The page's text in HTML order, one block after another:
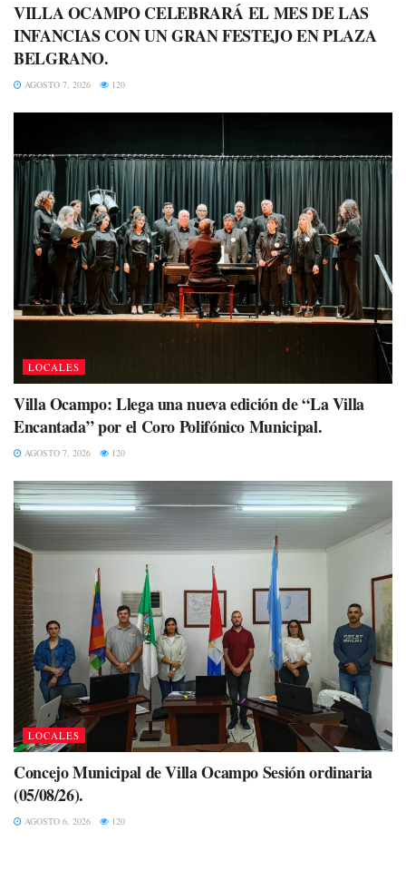
VILLA OCAMPO CELEBRARÁ EL MES DE LAS
INFANCIAS CON UN GRAN FESTEJO EN PLAZA
BELGRANO.
AGOSTO 7, 2026 120
LOCALES
Villa Ocampo: Llega una nueva edición de “La Villa
Encantada” por el Coro Polifónico Municipal.
AGOSTO 7, 2026 120
LOCALES
Concejo Municipal de Villa Ocampo Sesión ordinaria
(05/08/26).
AGOSTO 6, 2026 120